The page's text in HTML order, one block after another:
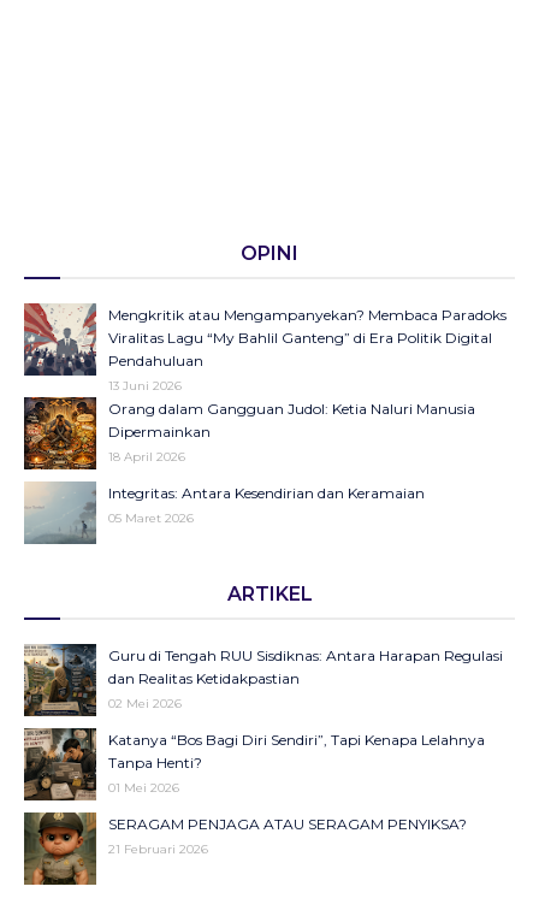
OPINI
Mengkritik atau Mengampanyekan? Membaca Paradoks
Viralitas Lagu “My Bahlil Ganteng” di Era Politik Digital
Pendahuluan
13 Juni 2026
Orang dalam Gangguan Judol: Ketia Naluri Manusia
Dipermainkan
18 April 2026
Integritas: Antara Kesendirian dan Keramaian
05 Maret 2026
Panggung Radio Serta Podcast sebagai Seruan Kesehatan
23 Desember 2025
Objektifikasi di Balik Fenomena Akun ‘UIN WS Cantik’ dan
Makna Strategis dan Transformasi Hari Santri Nasional
22 Oktober 2025
ARTIKEL
Guru di Tengah RUU Sisdiknas: Antara Harapan Regulasi
dan Realitas Ketidakpastian
02 Mei 2026
Katanya “Bos Bagi Diri Sendiri”, Tapi Kenapa Lelahnya
Tanpa Henti?
01 Mei 2026
SERAGAM PENJAGA ATAU SERAGAM PENYIKSA?
21 Februari 2026